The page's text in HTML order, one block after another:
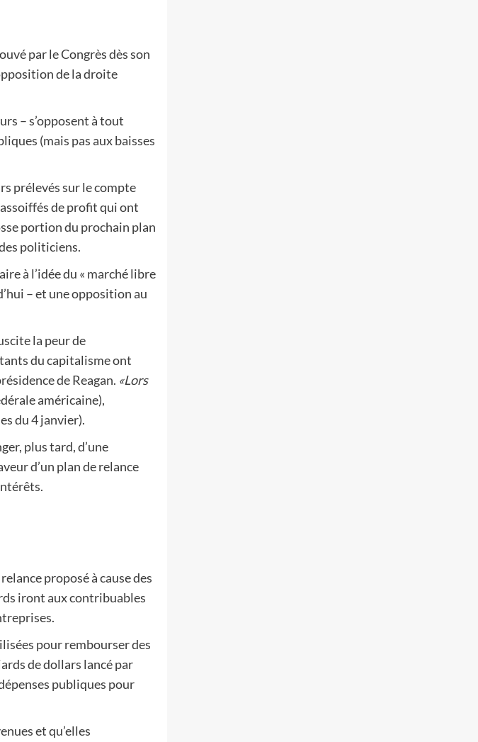
par le Congrès dès son
de la droite
– s’opposent à tout
(mais pas aux baisses
prélevés sur le compte
de profit qui ont
portion du prochain plan
politiciens.
à l’idée du « marché libre
– et une opposition au
la peur de
du capitalisme ont
de Reagan. «Lors
américaine),
du 4 janvier).
plus tard, d’une
d’un plan de relance
proposé à cause des
iront aux contribuables
pour rembourser des
de dollars lancé par
publiques pour
et qu’elles